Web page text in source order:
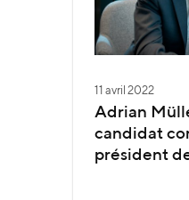
11 avril 2022
Adrian
candidat
président